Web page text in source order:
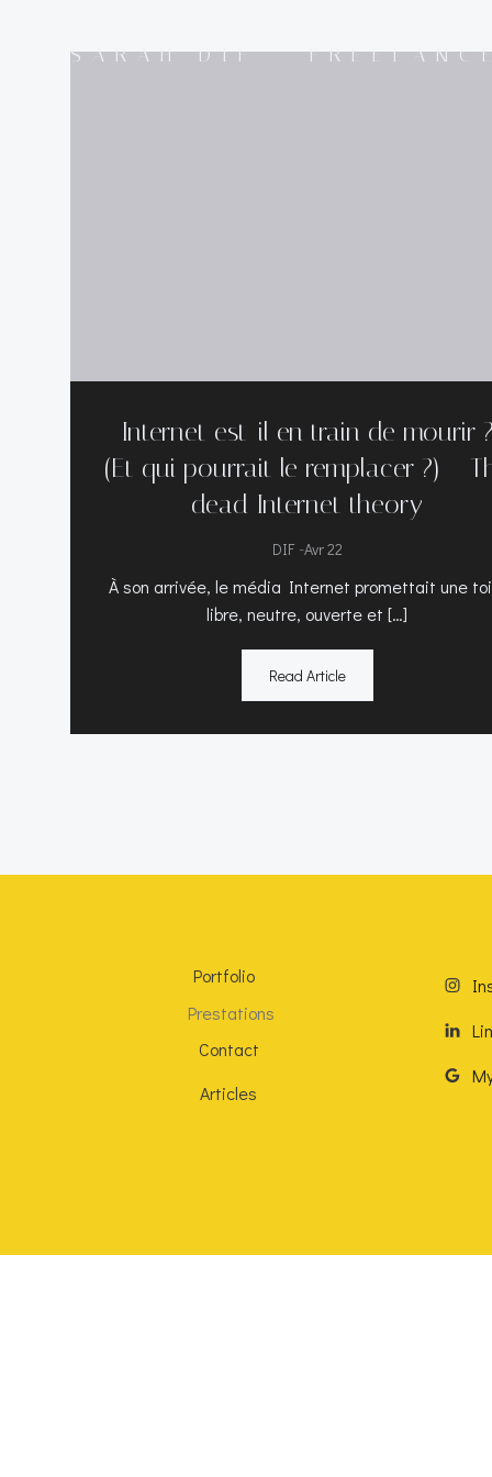
SARAH DIF -
Internet est-il en train de mourir ?
(Et qui pourrait le remplacer ?) –
dead Internet theory
DIF -Avr 22
À son arrivée, le média Internet promettait une
libre, neutre, ouverte et […]
Read Article
Portfolio
Prestations
Contact
Articles